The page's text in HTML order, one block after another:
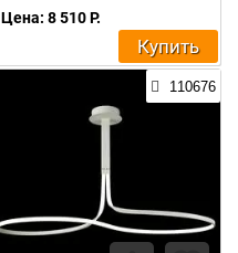
Цена: 8 510 Р.
Купить
110676